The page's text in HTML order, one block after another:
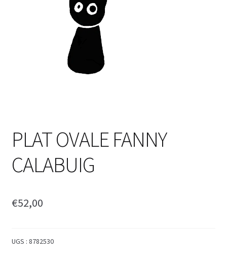
PLAT OVALE FANNY
CALABUIG
€52,00
UGS : 8782530